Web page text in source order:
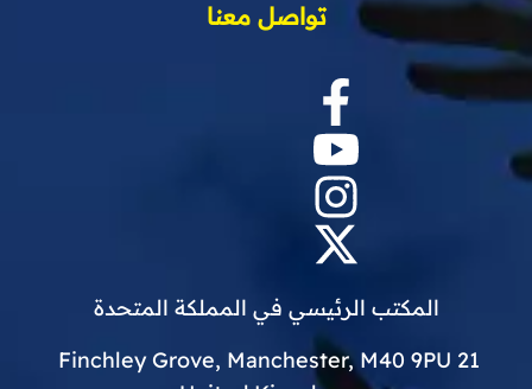
تواصل معنا
المكتب الرئيسي في المملكة المتحدة
21 Finchley Grove, Manchester, M40 9PU